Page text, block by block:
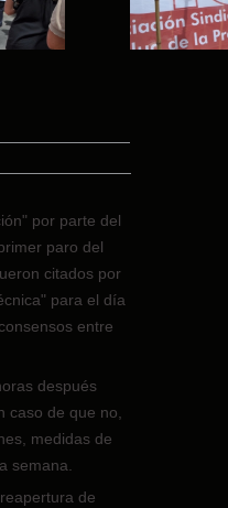
por parte del
paro del
citados por
para el día
entre
después
caso de que no,
medidas de
semana.
de